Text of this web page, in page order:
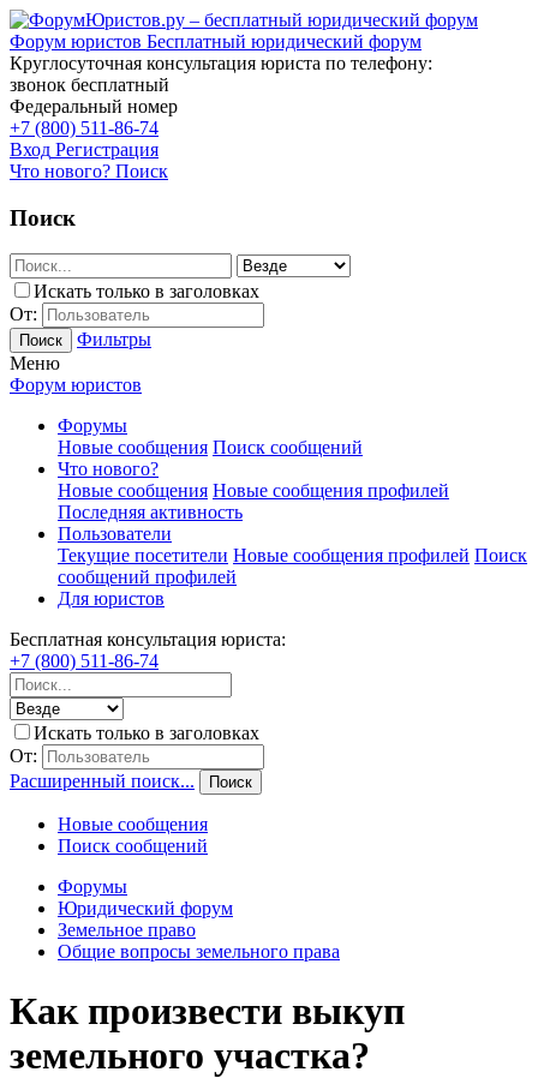
Форум юристов Бесплатный юридический форум
Круглосуточная консультация юриста по телефону:
звонок бесплатный
Федеральный номер
+7 (800) 511-86-74
Вход Регистрация
Что нового? Поиск
Поиск
Искать только в заголовках
От:
Поиск
Фильтры
Меню
Форум юристов
Форумы
Новые сообщения Поиск сообщений
Что нового?
Новые сообщения Новые сообщения профилей
Последняя активность
Пользователи
Текущие посетители Новые сообщения профилей Поиск
сообщений профилей
Для юристов
Бесплатная консультация юриста:
+7 (800) 511-86-74
Искать только в заголовках
От:
Расширенный поиск...
Поиск
Новые сообщения
Поиск сообщений
Форумы
Юридический форум
Земельное право
Общие вопросы земельного права
Как произвести выкуп
земельного участка?